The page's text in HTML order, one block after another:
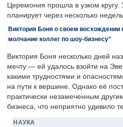
Церемония прошла в узком кругу.
планирует через несколько
Виктория Боня о своем восхождении
молчание коллег по шоу-бизнесу"
Виктория Боня несколько дней
мечту — ей удалось взойти на
какими трудностями и
на пути к вершине. Однако её
практически незамеченным
бизнеса, что неприятно удивило
НАУКА